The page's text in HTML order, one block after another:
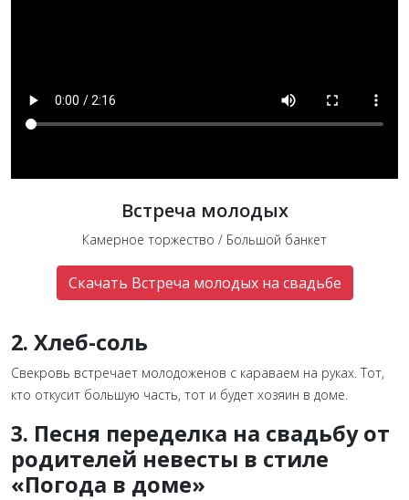
Встреча молодых
Камерное торжество / Большой банкет
Скачать Встреча молодых на свадьбе
2. Хлеб-соль
Свекровь встречает молодоженов с караваем на руках. Тот,
кто откусит большую часть, тот и будет хозяин в доме.
3. Песня переделка на свадьбу от
родителей невесты в стиле
«Погода в доме»